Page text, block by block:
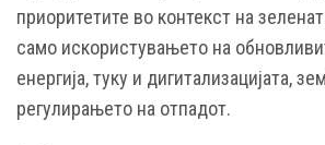
приоритетите во контекст на
само искористувањето на
енергија, туку и дигитализацијата,
регулирањето на отпадот.